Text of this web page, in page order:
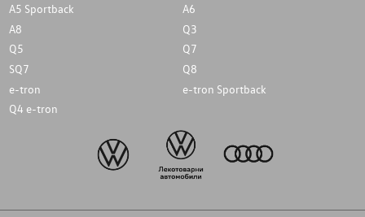
A5 Sportback
A6
A8
Q3
Q5
Q7
SQ7
Q8
e-tron
e-tron Sportback
Q4 e-tron